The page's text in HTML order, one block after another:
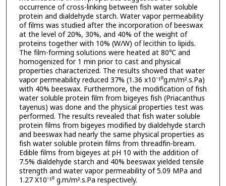
occurrence of cross-linking between fish water soluble
protein and dialdehyde starch. Water vapor permeability
of films was studied after the incorporation of beeswax
at the level of 20%, 30%, and 40% of the weight of
proteins together with 10% (W/W) of lecithin to lipids.
The film-forming solutions were heated at 80℃ and
homogenized for 1 min prior to cast and physical
properties characterized. The results showed that water
vapor permeability reduced 37% (1.36 x10⁻¹⁰g.m/m².s.Pa)
with 40% beeswax. Furthermore, the modification of fish
water soluble protein film from bigeyes fish (Priacanthus
tayenus) was done and the physical properties test was
performed. The results revealed that fish water soluble
protein films from bigeyes modified by dialdehyde starch
and beeswax had nearly the same physical properties as
fish water soluble protein films from threadfin-bream.
Edible films from bigeyes at pH 10 with the addition of
7.5% dialdehyde starch and 40% beeswax yielded tensile
strength and water vapor permeability of 5.09 MPa and
1.27 X10⁻¹⁰ g.m/m².s.Pa respectively.